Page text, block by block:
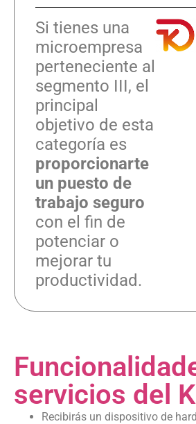
Si tienes una
microempresa
perteneciente al
segmento III, el
principal
objetivo de esta
categoría es
proporcionarte
un puesto de
trabajo seguro
con el fin de
potenciar o
mejorar tu
productividad.
servicios del
Recibirás un dispositivo de